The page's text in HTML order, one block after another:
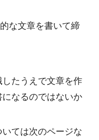
な文章を書いて締
たうえで文章を作
なるのではないか
ては次のページな